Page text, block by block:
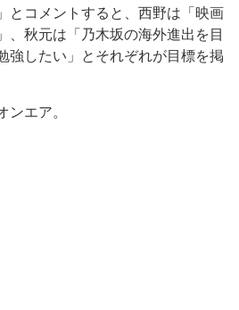
とコメントすると、西野は「映画
、秋元は「乃木坂の海外進出を目
強したい」とそれぞれが目標を掲
エア。